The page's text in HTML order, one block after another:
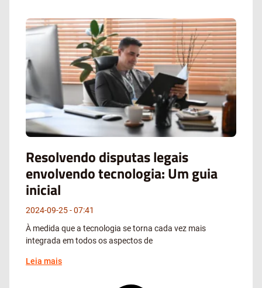
Resolvendo disputas legais
envolvendo tecnologia: Um guia
inicial
2024-09-25
07:41
À medida que a tecnologia se torna cada vez mais
integrada em todos os aspectos de
Leia mais